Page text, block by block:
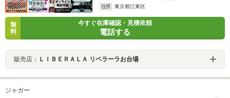
住所
東京都江東区
無
料
今すぐ在庫確認・見積依頼
電話する
販売店： ＬＩＢＥＲＡＬＡ リベラーラお台場
ジャガー